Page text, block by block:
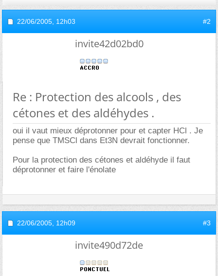
22/06/2005, 12h03 #2
invite42d02bd0
Re : Protection des alcools , des
cétones et des aldéhydes .
oui il vaut mieux déprotonner pour et capter HCl . Je
pense que TMSCl dans Et3N devrait fonctionner.
Pour la protection des cétones et aldéhyde il faut
déprotonner et faire l'énolate
22/06/2005, 12h09 #3
invite490d72de